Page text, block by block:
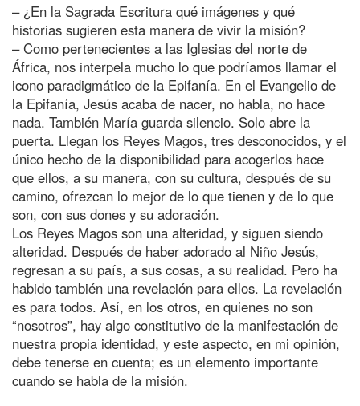
– ¿En la Sagrada Escritura qué imágenes y qué
historias sugieren esta manera de vivir la misión?
– Como pertenecientes a las Iglesias del norte de
África, nos interpela mucho lo que podríamos llamar el
icono paradigmático de la Epifanía. En el Evangelio de
la Epifanía, Jesús acaba de nacer, no habla, no hace
nada. También María guarda silencio. Solo abre la
puerta. Llegan los Reyes Magos, tres desconocidos, y el
único hecho de la disponibilidad para acogerlos hace
que ellos, a su manera, con su cultura, después de su
camino, ofrezcan lo mejor de lo que tienen y de lo que
son, con sus dones y su adoración.
Los Reyes Magos son una alteridad, y siguen siendo
alteridad. Después de haber adorado al Niño Jesús,
regresan a su país, a sus cosas, a su realidad. Pero ha
habido también una revelación para ellos. La revelación
es para todos. Así, en los otros, en quienes no son
“nosotros”, hay algo constitutivo de la manifestación de
nuestra propia identidad, y este aspecto, en mi opinión,
debe tenerse en cuenta; es un elemento importante
cuando se habla de la misión.